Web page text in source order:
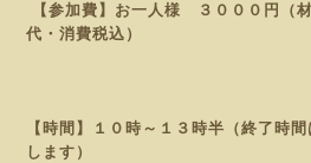
【参加費】お一人様 ３０００円（
代・消費税込）
【時間】１０時～１３時半（終了時
します）